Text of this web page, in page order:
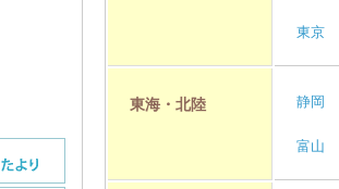
東京
東海・北陸 静岡
富山